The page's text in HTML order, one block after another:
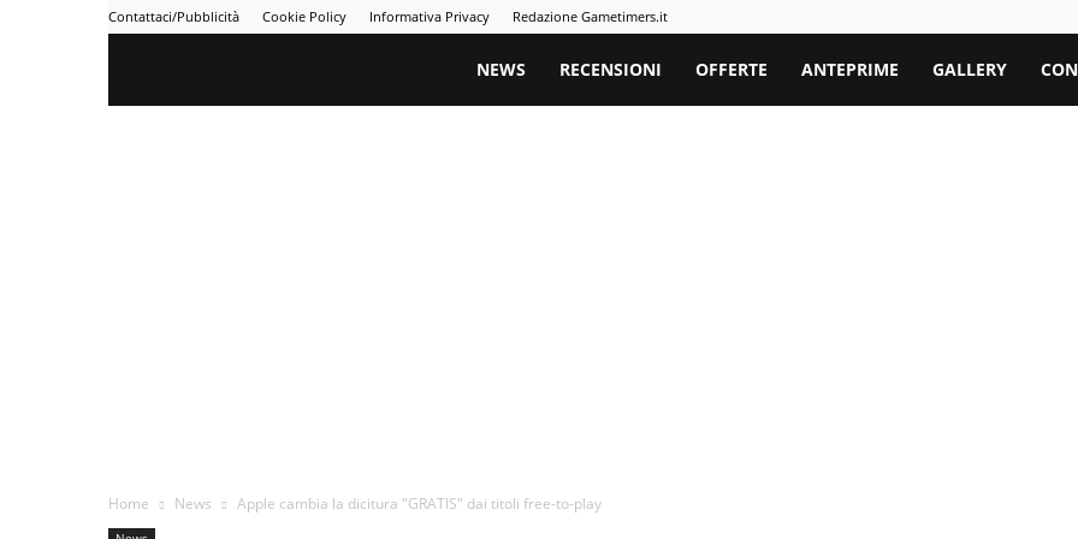
Contattaci/Pubblicità Cookie Policy Informativa Privacy Redazione Gametimers.it
Gametimers
NEWS RECENSIONI OFFERTE ANTEPRIME GALLERY
Home News Apple cambia la dicitura "GRATIS" dai titoli free-to-play